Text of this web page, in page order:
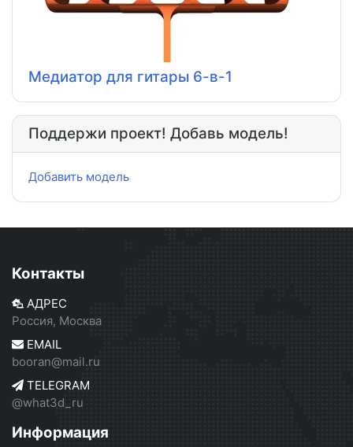
Медиатор для гитары 6-в-1
Поддержи проект! Добавь модель!
Добавить модель
Контакты
АДРЕС
Россия, Москва
EMAIL
booran@mail.ru
TELEGRAM
@what3d_ru
Информация